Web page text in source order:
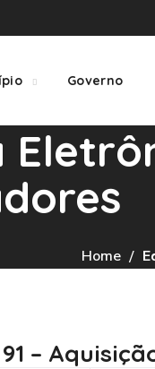
Governo
Home
–